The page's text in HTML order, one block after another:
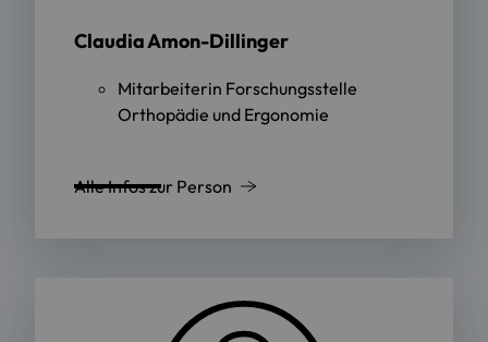
Claudia Amon-Dillinger
Mitarbeiterin Forschungsstelle
Orthopädie und Ergonomie
Alle Infos zur Person